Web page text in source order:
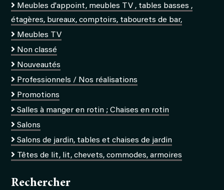
Meubles d'appoint, meubles TV , tables basses ,
étagères, bureaux, comptoirs, tabourets de bar,
Meubles TV
Non classé
Nouveautés
Professionnels / Nos réalisations
Promotions
Salles à manger en rotin ; Chaises en rotin
Salons
Salons de jardin, tables et chaises de jardin
Têtes de lit, lit, chevets, commodes, armoires
Rechercher